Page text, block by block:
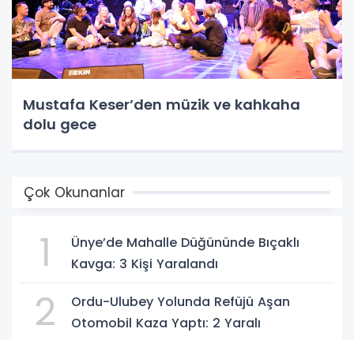
Mustafa Keser’den müzik ve kahkaha
dolu gece
Çok Okunanlar
1
Ünye’de Mahalle Düğününde Bıçaklı
Kavga: 3 Kişi Yaralandı
2
Ordu-Ulubey Yolunda Refüjü Aşan
Otomobil Kaza Yaptı: 2 Yaralı